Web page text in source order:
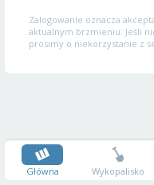
Zalogowanie oznacza
aktualnym brzmieniu. Jeśli
prosimy o niekorzystanie z
Główna Wykopalisko